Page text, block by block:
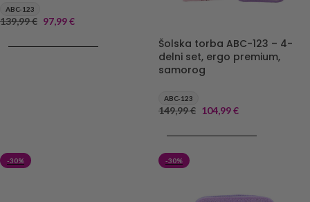
ABC-123
139,99€ 97,99€
Šolska torba ABC-123 – 4-
delni set, ergo premium,
samorog
ABC-123
149,99€ 104,99€
-30% -30%